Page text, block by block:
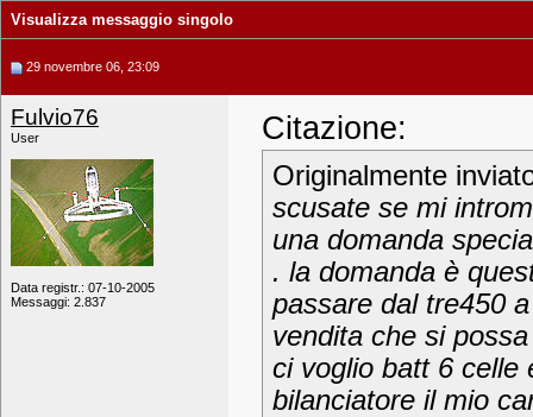
Visualizza messaggio singolo
29 novembre 06, 23:09
Fulvio76
User
Data registr.: 07-10-2005
Messaggi: 2.837
Citazione:
Originalmente
scusate se mi
una domanda
. la domanda è
passare dal tre450
vendita che si
ci voglio batt 6 celle
bilanciatore il mio